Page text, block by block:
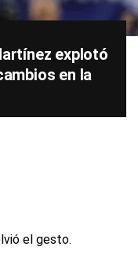
explotó
en la